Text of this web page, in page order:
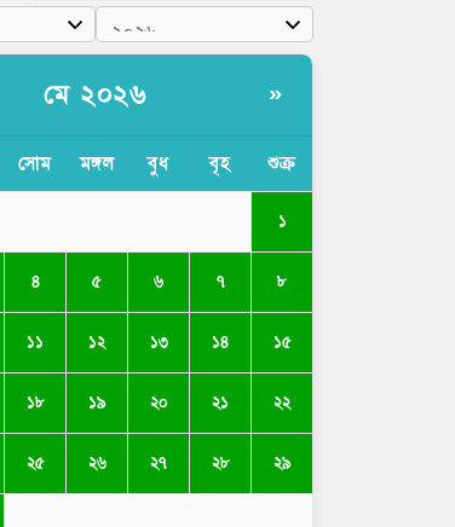
মে ২০২৬ »
সোম মঙ্গল বুধ বৃহ শুক্র
১
৪ ৫ ৬ ৭ ৮
১১ ১২ ১৩ ১৪ ১৫
১৮ ১৯ ২০ ২১ ২২
২৫ ২৬ ২৭ ২৮ ২৯